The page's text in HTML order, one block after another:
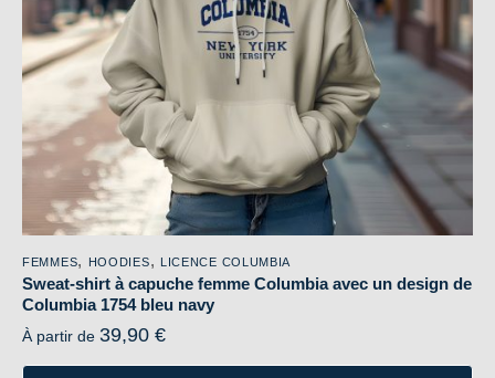
sur
la
page
produit
FEMMES, HOODIES, LICENCE COLUMBIA
Sweat-shirt à capuche femme Columbia avec un design de
Columbia 1754 bleu navy
À partir de 39,90 €